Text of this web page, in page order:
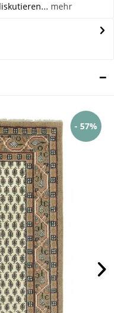
mehr
- 57%